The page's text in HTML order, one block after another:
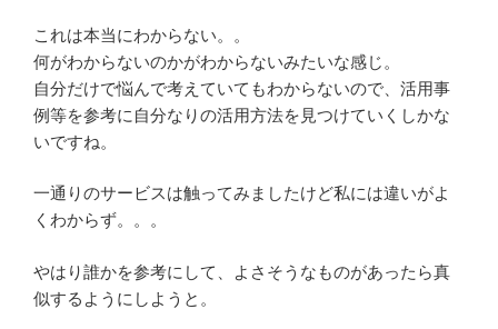
これは本当にわからない。。
何がわからないのかがわからないみたいな感じ。
自分だけで悩んで考えていてもわからないので、活用事
例等を参考に自分なりの活用方法を見つけていくしかな
いですね。
一通りのサービスは触ってみましたけど私には違いがよ
くわからず。。。
やはり誰かを参考にして、よさそうなものがあったら真
似するようにしようと。